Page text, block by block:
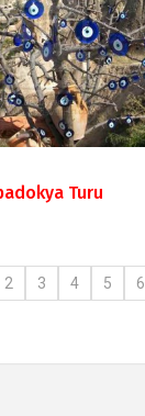
Turu
2 3 4 5 6